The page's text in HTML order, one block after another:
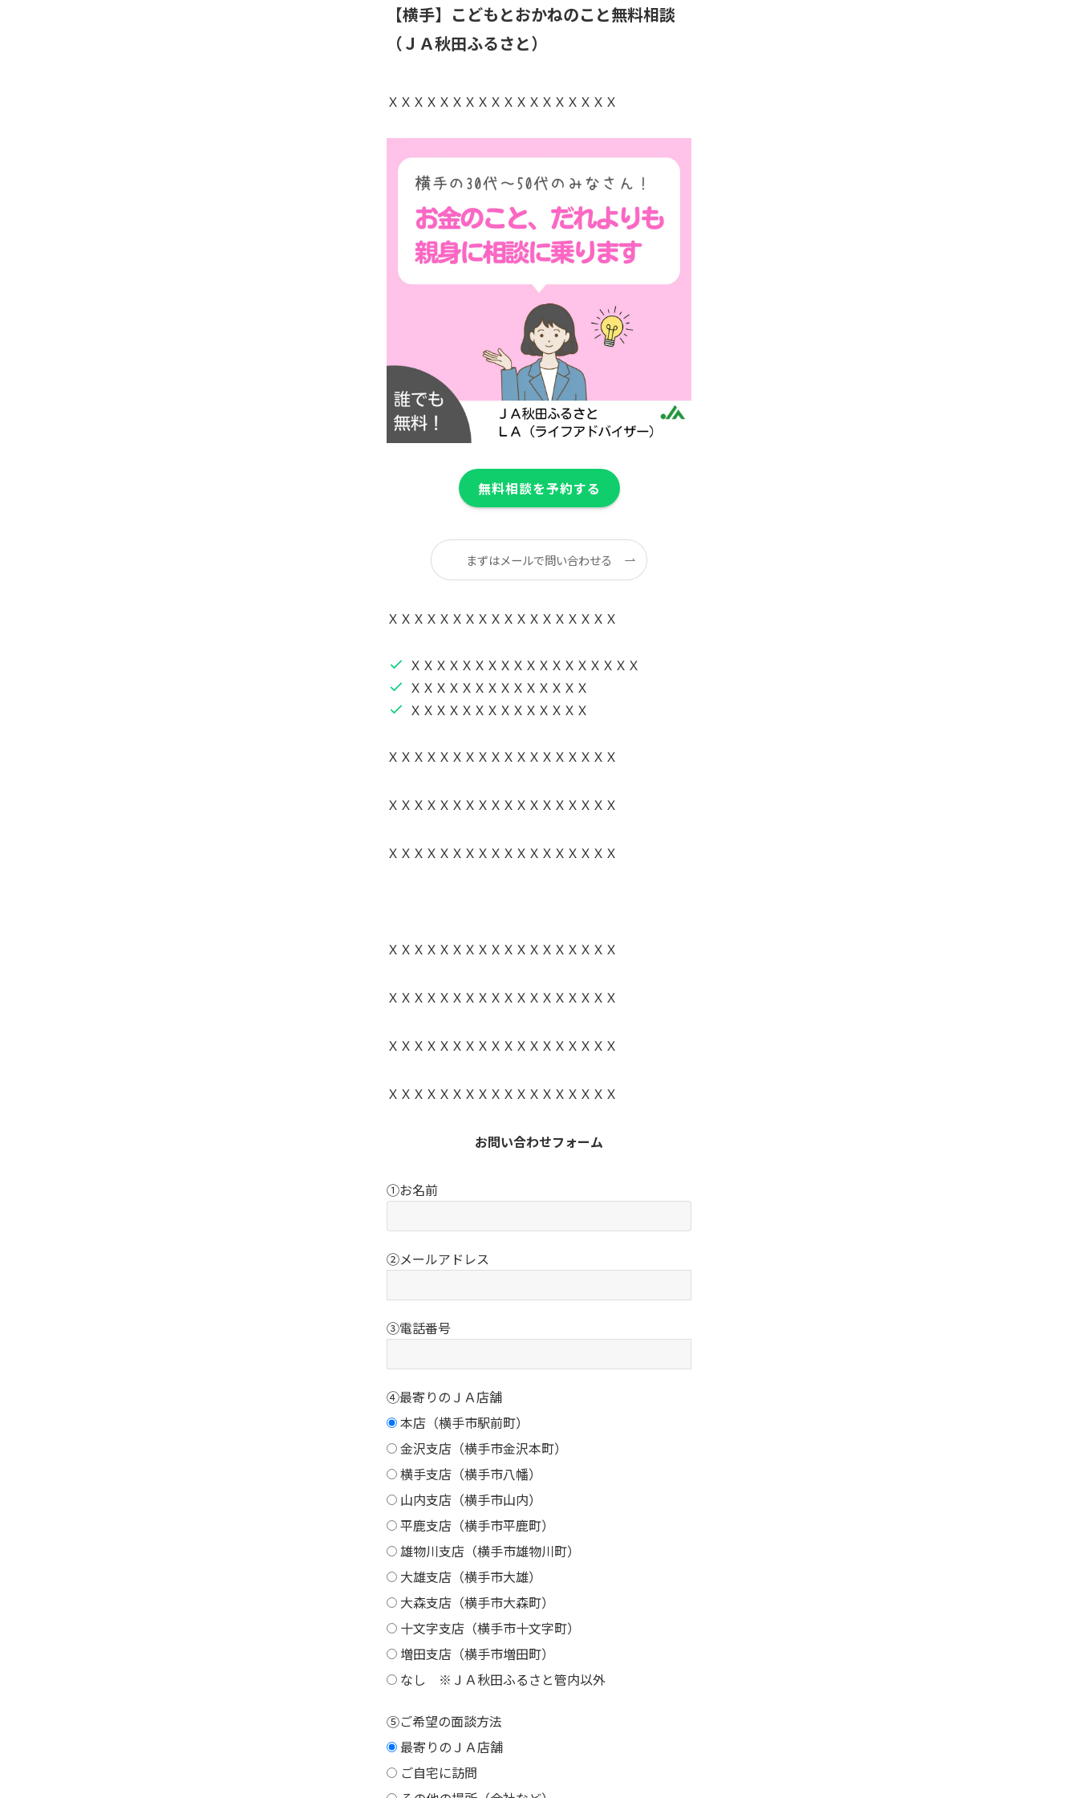
【横手】こどもとおかねのこと無料相談
（ＪＡ秋田ふるさと）
ＸＸＸＸＸＸＸＸＸＸＸＸＸＸＸＸＸＸ
無料相談を予約する
まずはメールで問い合わせる
ＸＸＸＸＸＸＸＸＸＸＸＸＸＸＸＸＸＸ
ＸＸＸＸＸＸＸＸＸＸＸＸＸＸＸＸＸＸ
ＸＸＸＸＸＸＸＸＸＸＸＸＸＸ
ＸＸＸＸＸＸＸＸＸＸＸＸＸＸ
ＸＸＸＸＸＸＸＸＸＸＸＸＸＸＸＸＸＸ
ＸＸＸＸＸＸＸＸＸＸＸＸＸＸＸＸＸＸ
ＸＸＸＸＸＸＸＸＸＸＸＸＸＸＸＸＸＸ
ＸＸＸＸＸＸＸＸＸＸＸＸＸＸＸＸＸＸ
ＸＸＸＸＸＸＸＸＸＸＸＸＸＸＸＸＸＸ
ＸＸＸＸＸＸＸＸＸＸＸＸＸＸＸＸＸＸ
ＸＸＸＸＸＸＸＸＸＸＸＸＸＸＸＸＸＸ
お問い合わせフォーム
①お名前
②メールアドレス
③電話番号
④最寄りのＪＡ店舗
本店（横手市駅前町）
金沢支店（横手市金沢本町）
横手支店（横手市八幡）
山内支店（横手市山内）
平鹿支店（横手市平鹿町）
雄物川支店（横手市雄物川町）
大雄支店（横手市大雄）
大森支店（横手市大森町）
十文字支店（横手市十文字町）
増田支店（横手市増田町）
なし ※ＪＡ秋田ふるさと管内以外
⑤ご希望の面談方法
最寄りのＪＡ店舗
ご自宅に訪問